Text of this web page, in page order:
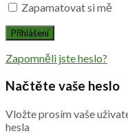
Zapamatovat si mě
Zapomněli jste heslo?
Načtěte vaše heslo
Vložte prosím vaše
hesla